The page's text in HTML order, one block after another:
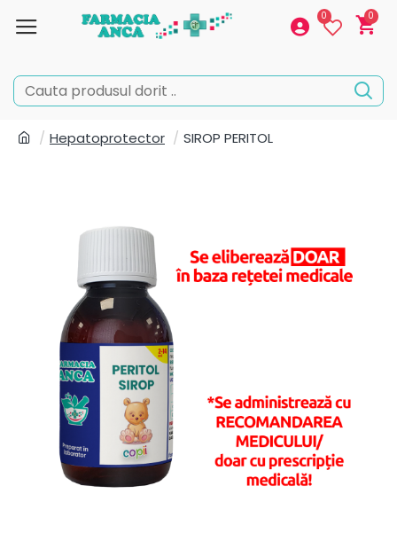
0 0
Hepatoprotector SIROP PERITOL